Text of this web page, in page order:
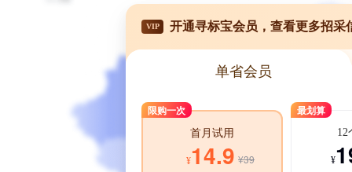
VIP 开通寻标宝会员，查看更多招采
单省会员
限购一次
首月试用
¥14.9 ¥39
最划算
12
¥